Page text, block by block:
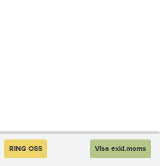
RING OSS Visa exkl.moms